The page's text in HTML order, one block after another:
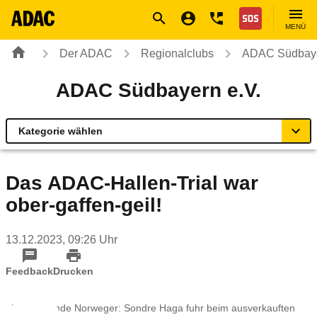
Nothilfe
MENÜ
Der ADAC Regionalclubs ADAC
ADAC Südbayern e.V.
Kategorie wählen
Geschäftsstellen & Reisebüros
Verkehr & Mobilität
Das ADAC-Hallen-Trial war
ober-gaffen-geil!
13.12.2023, 09:26 Uhr
FeedbackDrucken
Der fliegende Norweger: Sondre Haga fuhr beim ausverkauften